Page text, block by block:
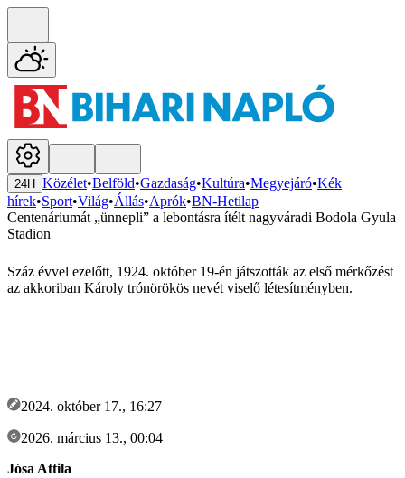
24H Közélet•Belföld•Gazdaság•Kultúra•Megyejáró•Kék
hírek•Sport•Világ•Állás•Aprók•BN-Hetilap
Centenáriumát „ünnepli” a lebontásra ítélt nagyváradi Bodola Gyula
Stadion
Száz évvel ezelőtt, 1924. október 19-én játszották az első mérkőzést
az akkoriban Károly trónörökös nevét viselő létesítményben.
2024. október 17., 16:27
2026. március 13., 00:04
Jósa Attila